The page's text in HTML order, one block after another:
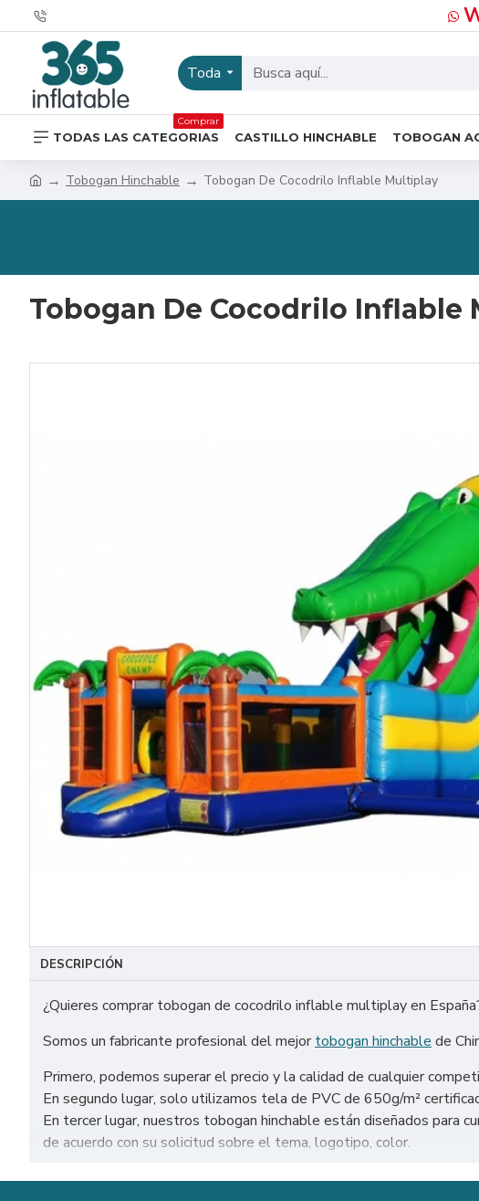
Toda
TODAS LAS CATEGORIAS
Comprar
CASTILLO HINCHABLE TOBOGAN
Tobogan Hinchable Tobogan De Cocodrilo Inflable Multiplay
Tobogan De Cocodrilo Inflable
DESCRIPCIÓN
¿Quieres comprar tobogan de cocodrilo inflable multiplay en
Somos un fabricante profesional del mejortobogan hinchable de
Primero, podemos superar el precio y la calidad de cualquier
En segundo lugar, solo utilizamos tela de PVC de 650g/m²
En tercer lugar, nuestros tobogan hinchable están diseñados para
de acuerdo con su solicitud sobre el tema, logotipo, color.
Venta de tobogan de cocodrilo inflable multiplay en todo el mundo: